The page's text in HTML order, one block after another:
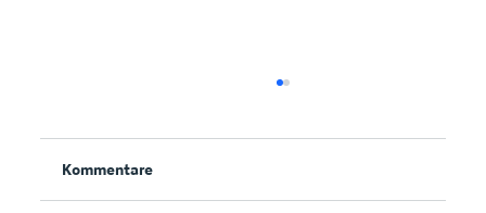
Kommentare